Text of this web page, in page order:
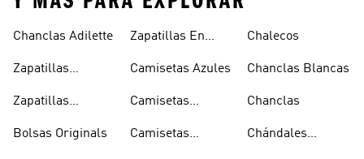
Chanclas Adilette
Zapatillas
Zapatillas
Blancas
Bolsas Originals
Zapatillas En
Camisetas Azules
Camisetas
Camisetas
Chalecos
Chanclas Blancas
Chanclas
Chándales